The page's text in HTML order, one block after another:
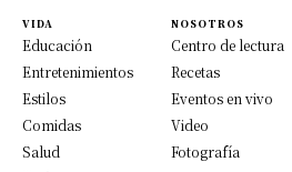
VIDA
Educación
Entretenimientos
Estilos
Comidas
Salud
NOSOTROS
Centro de lectura
Recetas
Eventos en vivo
Video
Fotografía